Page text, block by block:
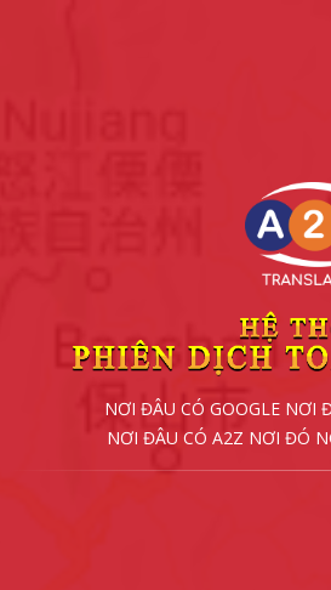
NƠI ĐÂU CÓ GOOGLE NƠI
NƠI ĐÂU CÓ A2Z NƠI ĐÓ